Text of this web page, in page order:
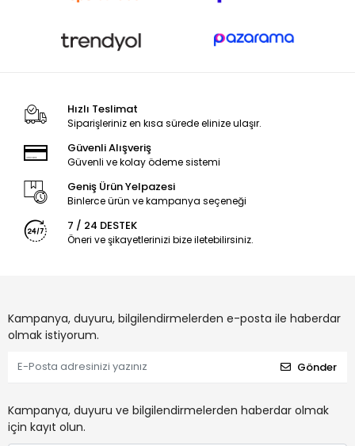
Hızlı Teslimat
Siparişleriniz en kısa sürede elinize ulaşır.
Güvenli Alışveriş
Güvenli ve kolay ödeme sistemi
Geniş Ürün Yelpazesi
Binlerce ürün ve kampanya seçeneği
7 / 24 DESTEK
Öneri ve şikayetlerinizi bize iletebilirsiniz.
Kampanya, duyuru, bilgilendirmelerden e-posta ile haberdar
olmak istiyorum.
Gönder
Kampanya, duyuru ve bilgilendirmelerden haberdar olmak
için kayıt olun.